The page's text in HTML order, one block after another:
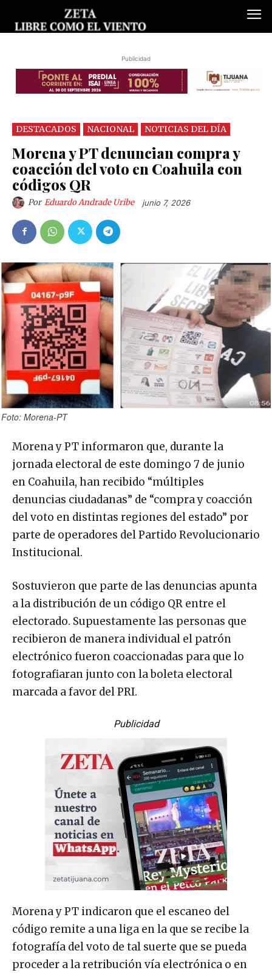
Publicidad
DESTACADOS NACIONAL NOTICIAS DEL DÍA
Morena y PT denuncian compra y
coacción del voto en Coahuila con
códigos QR
Por Eduardo Andrade Uribe junio 7, 2026
Foto: Morena-PT
Morena y PT informaron que, durante la
jornada electoral de este domingo 7 de junio
en Coahuila, han recibido “múltiples
denuncias ciudadanas” de “compra y coacción
del voto en distintas regiones del estado” por
parte de operadores del Partido Revolucionario
Institucional.
Sostuvieron que parte de las denuncias apunta
a la distribución de un código QR entre el
electorado. Supuestamente las personas que
recibieron de manera individual el patrón
electrónico fueron coaccionadas para que lo
fotografiaran junto con la boleta electoral
marcada a favor del PRI.
Publicidad
Morena y PT indicaron que el escaneo del
código remite a una liga en la que se recibe la
fotografía del voto de tal suerte que se pueda
proceder a la retribución vía electrónica o en